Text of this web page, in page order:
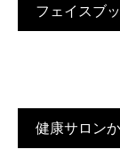
フェイスブ
健康サロン